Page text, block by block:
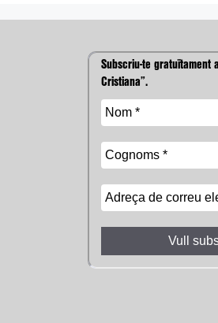
Subscriu-te gratuïtament
Cristiana”.